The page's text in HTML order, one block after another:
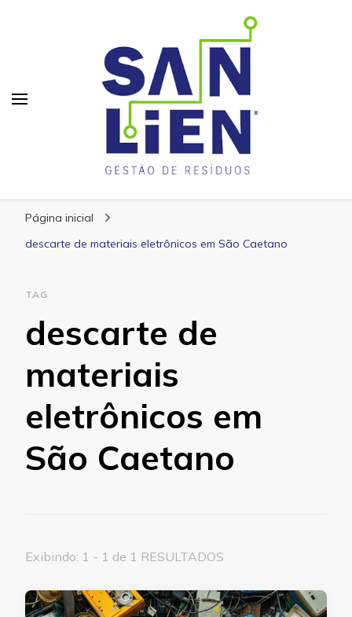
Página inicial
descarte de materiais eletrônicos em São Caetano
TAG
descarte de
materiais
eletrônicos em
São Caetano
Exibindo: 1 - 1 de 1 RESULTADOS